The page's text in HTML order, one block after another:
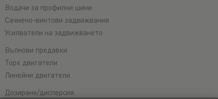
Водачи за профилни шини
Сачмено-винтови задвижвания
Усилватели на задвижването
Вълнови предавки
Торк двигатели
Линейни двигатели
Дозиране/дисперсия